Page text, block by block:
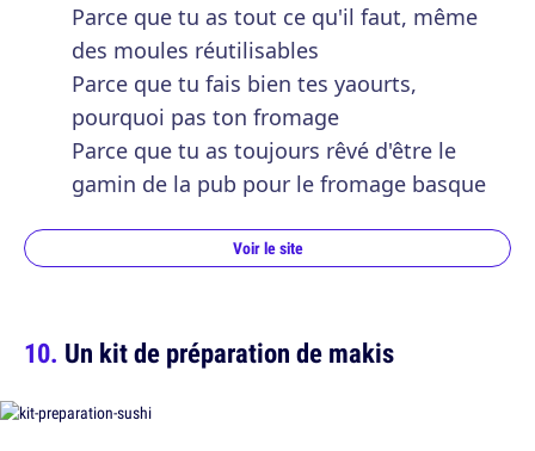
Parce que tu as tout ce qu'il faut, même
des moules réutilisables
Parce que tu fais bien tes yaourts,
pourquoi pas ton fromage
Parce que tu as toujours rêvé d'être le
gamin de la pub pour le fromage basque
Voir le site
Un kit de préparation de makis